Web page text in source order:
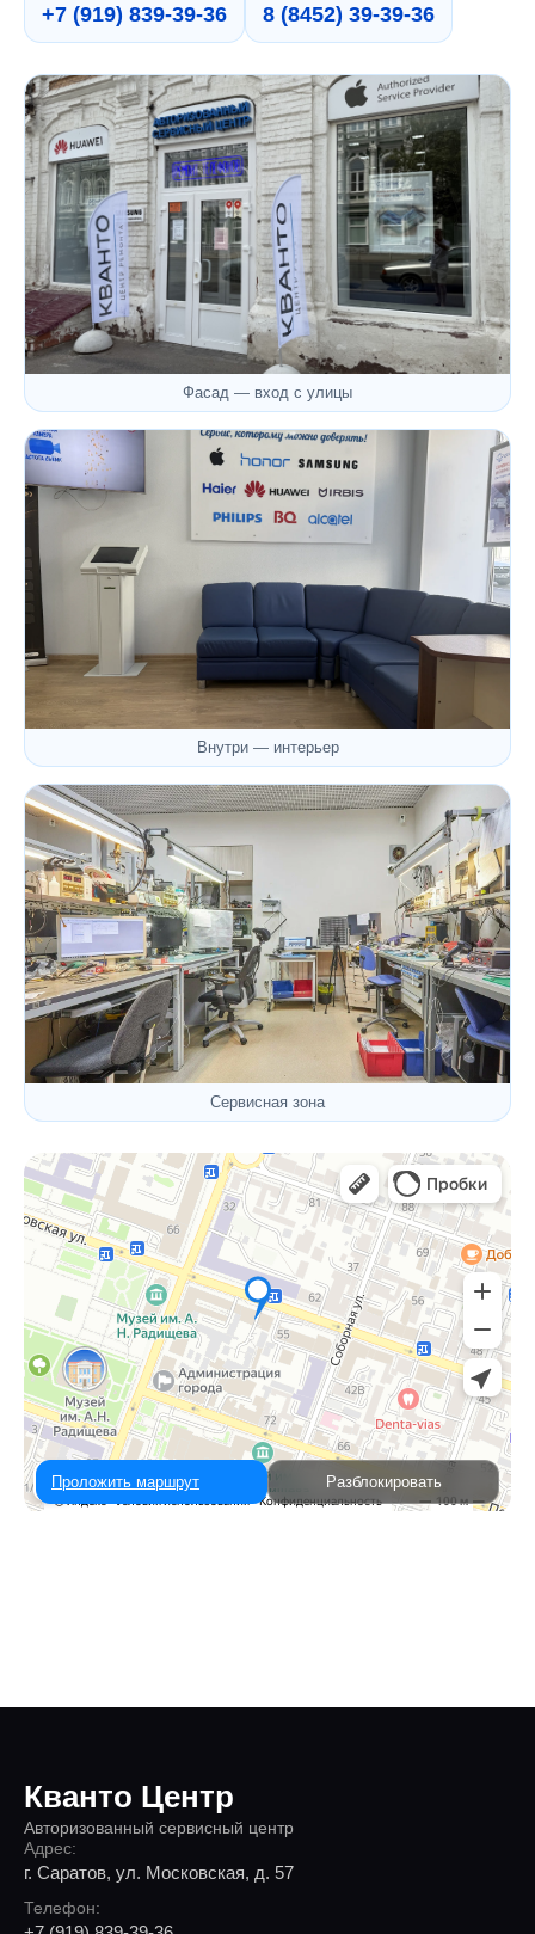
+7 (919) 839-39-36 8 (8452) 39-39-36
Фасад — вход с улицы
Внутри — интерьер
Сервисная зона
Проложить маршрут Разблокировать
Кванто Центр
Авторизованный сервисный центр
Адрес:
г. Саратов, ул. Московская, д. 57
Телефон: